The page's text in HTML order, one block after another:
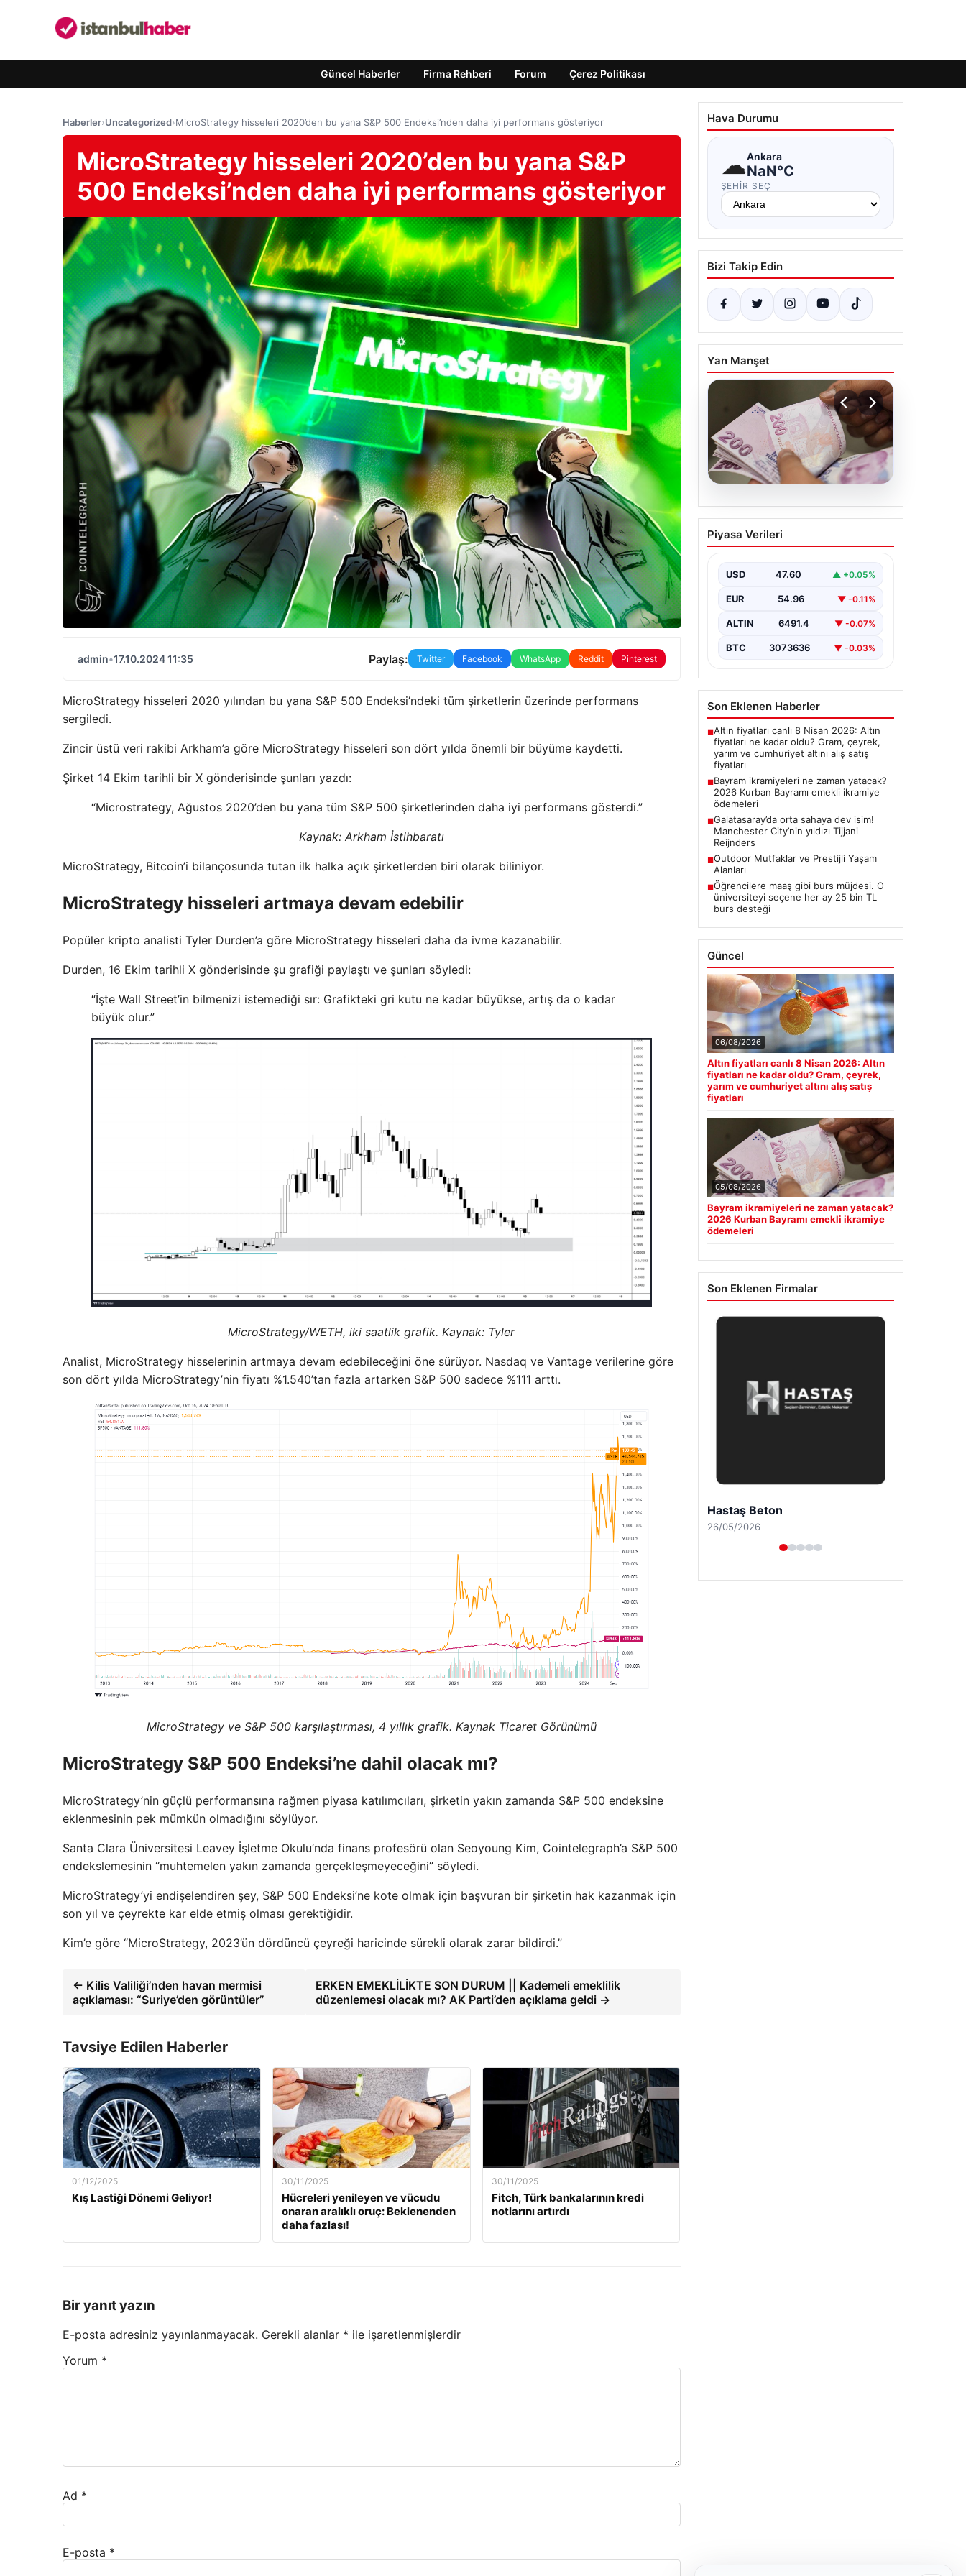
Güncel Haberler Firma Rehberi Forum Çerez Politikası
Haberler›Uncategorized›MicroStrategy hisseleri 2020’den bu yana S&P 500 Endeksi’nden daha iyi performans gösteriyor
MicroStrategy hisseleri 2020’den bu yana S&P
500 Endeksi’nden daha iyi performans gösteriyor
admin•17.10.2024 11:35 Paylaş: Twitter Facebook WhatsApp Reddit Pinterest
MicroStrategy hisseleri 2020 yılından bu yana S&P 500 Endeksi’ndeki tüm şirketlerin üzerinde performans
sergiledi.
Zincir üstü veri rakibi Arkham’a göre MicroStrategy hisseleri son dört yılda önemli bir büyüme kaydetti.
Şirket 14 Ekim tarihli bir X gönderisinde şunları yazdı:
“Microstrategy, Ağustos 2020’den bu yana tüm S&P 500 şirketlerinden daha iyi performans gösterdi.”
Kaynak: Arkham İstihbaratı
MicroStrategy, Bitcoin’i bilançosunda tutan ilk halka açık şirketlerden biri olarak biliniyor.
MicroStrategy hisseleri artmaya devam edebilir
Popüler kripto analisti Tyler Durden’a göre MicroStrategy hisseleri daha da ivme kazanabilir.
Durden, 16 Ekim tarihli X gönderisinde şu grafiği paylaştı ve şunları söyledi:
“İşte Wall Street’in bilmenizi istemediği sır: Grafikteki gri kutu ne kadar büyükse, artış da o kadar
büyük olur.”
MicroStrategy/WETH, iki saatlik grafik. Kaynak: Tyler
Analist, MicroStrategy hisselerinin artmaya devam edebileceğini öne sürüyor. Nasdaq ve Vantage verilerine göre
son dört yılda MicroStrategy’nin fiyatı %1.540’tan fazla artarken S&P 500 sadece %111 arttı.
MicroStrategy ve S&P 500 karşılaştırması, 4 yıllık grafik. Kaynak Ticaret Görünümü
MicroStrategy S&P 500 Endeksi’ne dahil olacak mı?
MicroStrategy’nin güçlü performansına rağmen piyasa katılımcıları, şirketin yakın zamanda S&P 500 endeksine
eklenmesinin pek mümkün olmadığını söylüyor.
Santa Clara Üniversitesi Leavey İşletme Okulu’nda finans profesörü olan Seoyoung Kim, Cointelegraph’a S&P 500
endekslemesinin “muhtemelen yakın zamanda gerçekleşmeyeceğini” söyledi.
MicroStrategy’yi endişelendiren şey, S&P 500 Endeksi’ne kote olmak için başvuran bir şirketin hak kazanmak için
son yıl ve çeyrekte kar elde etmiş olması gerektiğidir.
Kim’e göre “MicroStrategy, 2023’ün dördüncü çeyreği haricinde sürekli olarak zarar bildirdi.”
← Kilis Valiliği’nden havan mermisi
açıklaması: “Suriye’den görüntüler”
ERKEN EMEKLİLİKTE SON DURUM || Kademeli emeklilik
düzenlemesi olacak mı? AK Parti’den açıklama geldi →
Tavsiye Edilen Haberler
01/12/2025
Kış Lastiği Dönemi Geliyor!
30/11/2025
Hücreleri yenileyen ve vücudu
onaran aralıklı oruç: Beklenenden
daha fazlası!
30/11/2025
Fitch, Türk bankalarının kredi
notlarını artırdı
Bir yanıt yazın
E-posta adresiniz yayınlanmayacak. Gerekli alanlar * ile işaretlenmişlerdir
Yorum *
Ad *
E-posta *
Hava Durumu
☁Ankara
NaN°C
ŞEHIR SEÇ
Bizi Takip Edin
Yan Manşet
05.08.2026
Bayram ikramiyeleri ne
zaman yatacak? 2026
ikramiye ödemeleri
Piyasa Verileri
USD 47.60 ▲ +0.05%
EUR 54.96 ▼ -0.11%
ALTIN 6491.4 ▼ -0.07%
BTC 3073636 ▼ -0.03%
Son Eklenen Haberler
■Altın fiyatları canlı 8 Nisan 2026: Altın
fiyatları ne kadar oldu? Gram, çeyrek,
yarım ve cumhuriyet altını alış satış
fiyatları
■Bayram ikramiyeleri ne zaman yatacak?
2026 Kurban Bayramı emekli ikramiye
ödemeleri
■Galatasaray’da orta sahaya dev isim!
Manchester City’nin yıldızı Tijjani
Reijnders
■Outdoor Mutfaklar ve Prestijli Yaşam
Alanları
■Öğrencilere maaş gibi burs müjdesi. O
üniversiteyi seçene her ay 25 bin TL
burs desteği
Güncel
06/08/2026
Altın fiyatları canlı 8 Nisan 2026: Altın
fiyatları ne kadar oldu? Gram, çeyrek,
yarım ve cumhuriyet altını alış satış
fiyatları
05/08/2026
Bayram ikramiyeleri ne zaman yatacak?
2026 Kurban Bayramı emekli ikramiye
ödemeleri
Son Eklenen Firmalar
Prenses Night Club
29/04/2026